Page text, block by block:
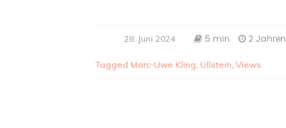
28. Juni 2024 5 min 2 Jahren
Tagged Marc-Uwe Kling, Ullstein,Views